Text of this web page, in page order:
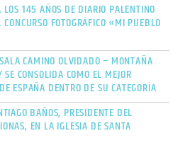
145 AÑOS DE DIARIO PALENTINO
FOTOGRÁFICO «MI PUEBLO
CAMINO OLVIDADO – MONTAÑA
CONSOLIDA COMO EL MEJOR
ESPAÑA DENTRO DE SU CATEGORÍA
BAÑOS, PRESIDENTE DEL
EN LA IGLESIA DE SANTA